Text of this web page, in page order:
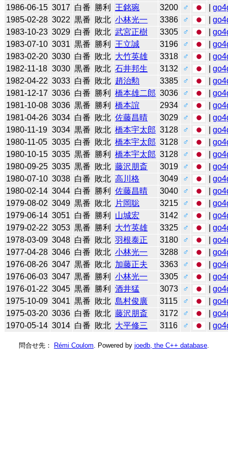
1986-06-15 3017 白番 勝利 王銘琬 3200 ♂ |
1985-02-28 3022 黒番 敗北 小林光一 3386 ♂ |
1983-10-23 3029 白番 敗北 武宮正樹 3305 ♂ |
1983-07-10 3031 黒番 勝利 王立誠 3196 ♂ |
1983-02-20 3030 白番 敗北 大竹英雄 3318 ♂ |
1982-11-18 3030 黒番 敗北 石井邦生 3132 ♂ |
1982-04-22 3033 白番 敗北 趙治勲 3385 ♂ |
1981-12-17 3036 白番 勝利 橋本雄二郎 3036 ♂ |
1981-10-08 3036 黒番 勝利 橋本誼 2934 ♂ |
1981-04-26 3034 白番 敗北 佐藤昌晴 3029 ♂ |
1980-11-19 3034 黒番 敗北 橋本宇太郎 3128 ♂ |
1980-11-05 3035 白番 敗北 橋本宇太郎 3128 ♂ |
1980-10-15 3035 黒番 勝利 橋本宇太郎 3128 ♂ |
1980-09-25 3035 黒番 敗北 藤沢朋斎 3019 ♂ |
1980-07-10 3038 白番 敗北 高川格 3049 ♂ |
1980-02-14 3044 白番 勝利 佐藤昌晴 3040 ♂ |
1979-08-02 3049 黒番 敗北 片岡聡 3215 ♂ |
1979-06-14 3051 白番 勝利 山城宏 3142 ♂ |
1979-02-22 3053 黒番 勝利 大竹英雄 3325 ♂ |
1978-03-09 3048 白番 敗北 羽根泰正 3180 ♂ |
1977-04-28 3046 白番 敗北 小林光一 3288 ♂ |
1976-08-26 3047 黒番 敗北 加藤正夫 3363 ♂ |
1976-06-03 3047 黒番 勝利 小林光一 3305 ♂ |
1976-01-22 3045 黒番 勝利 酒井猛 3073 ♂ |
1975-10-09 3041 黒番 敗北 島村俊廣 3115 ♂ |
1975-03-20 3036 白番 敗北 藤沢朋斎 3172 ♂ |
1970-05-14 3014 白番 敗北 大平修三 3116 ♂ |
問合せ先： Rémi Coulom . Powered by joedb, the C++ database